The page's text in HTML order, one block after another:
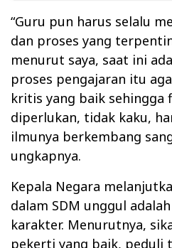
“Guru pun harus selalu
dan proses yang
menurut saya, saat ini
proses pengajaran itu
kritis yang baik sehingga
diperlukan, tidak kaku,
ilmunya berkembang
ungkapnya.
Kepala Negara
dalam SDM unggul
karakter. Menurutnya,
pekerti yang baik, peduli